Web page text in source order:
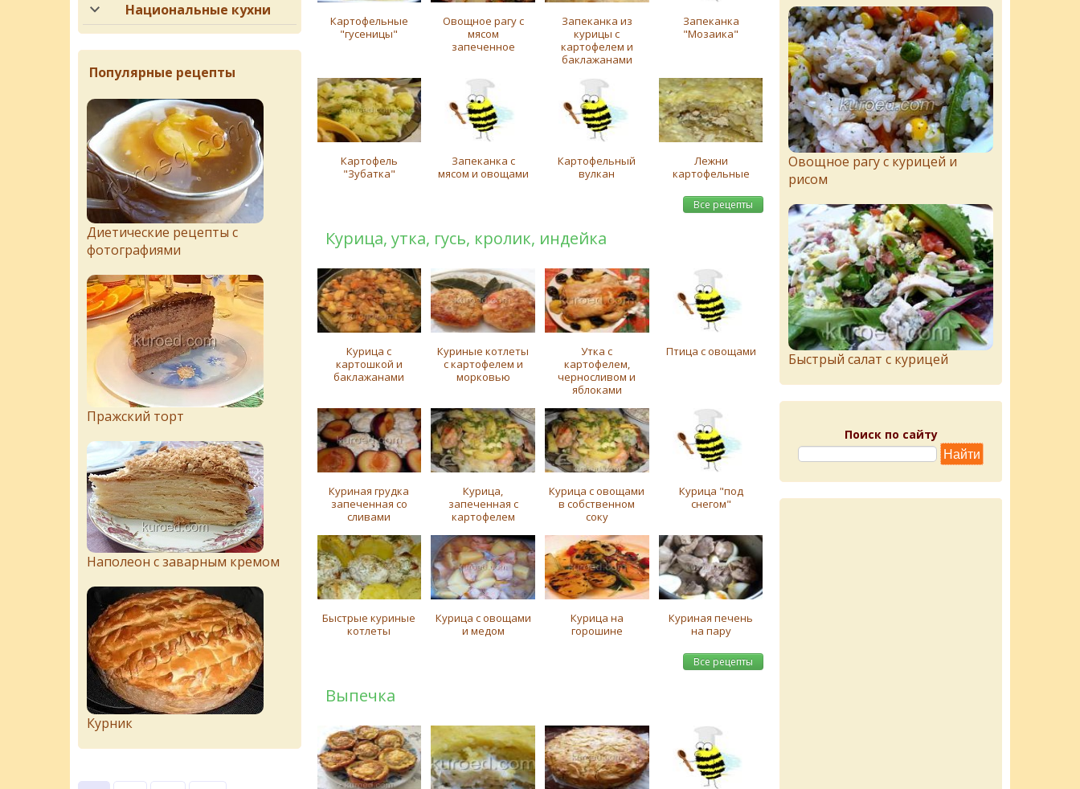
Картофельные
"гусеницы"
Овощное рагу с
мясом
запеченное
Запеканка из
курицы с
картофелем и
баклажанами
Запеканка
"Мозаика"
Картофель
"Зубатка"
Запеканка с
мясом и овощами
Картофельный
вулкан
Лежни
картофельные
Все рецепты
Курица, утка, гусь, кролик, индейка
Курица с
картошкой и
баклажанами
Куриные котлеты
с картофелем и
морковью
Утка с
картофелем,
черносливом и
яблоками
Птица с овощами
Куриная грудка
запеченная со
сливами
Курица,
запеченная с
картофелем
Курица с овощами
в собственном
соку
Курица "под
снегом"
Быстрые куриные
котлеты
Курица с овощами
и медом
Курица на
горошине
Куриная печень
на пару
Все рецепты
Выпечка
Национальные кухни
Популярные рецепты
Диетические рецепты с
фотографиями
Пражский торт
Наполеон с заварным кремом
Курник
Овощное рагу с курицей и
рисом
Быстрый салат с курицей
Поиск по сайту